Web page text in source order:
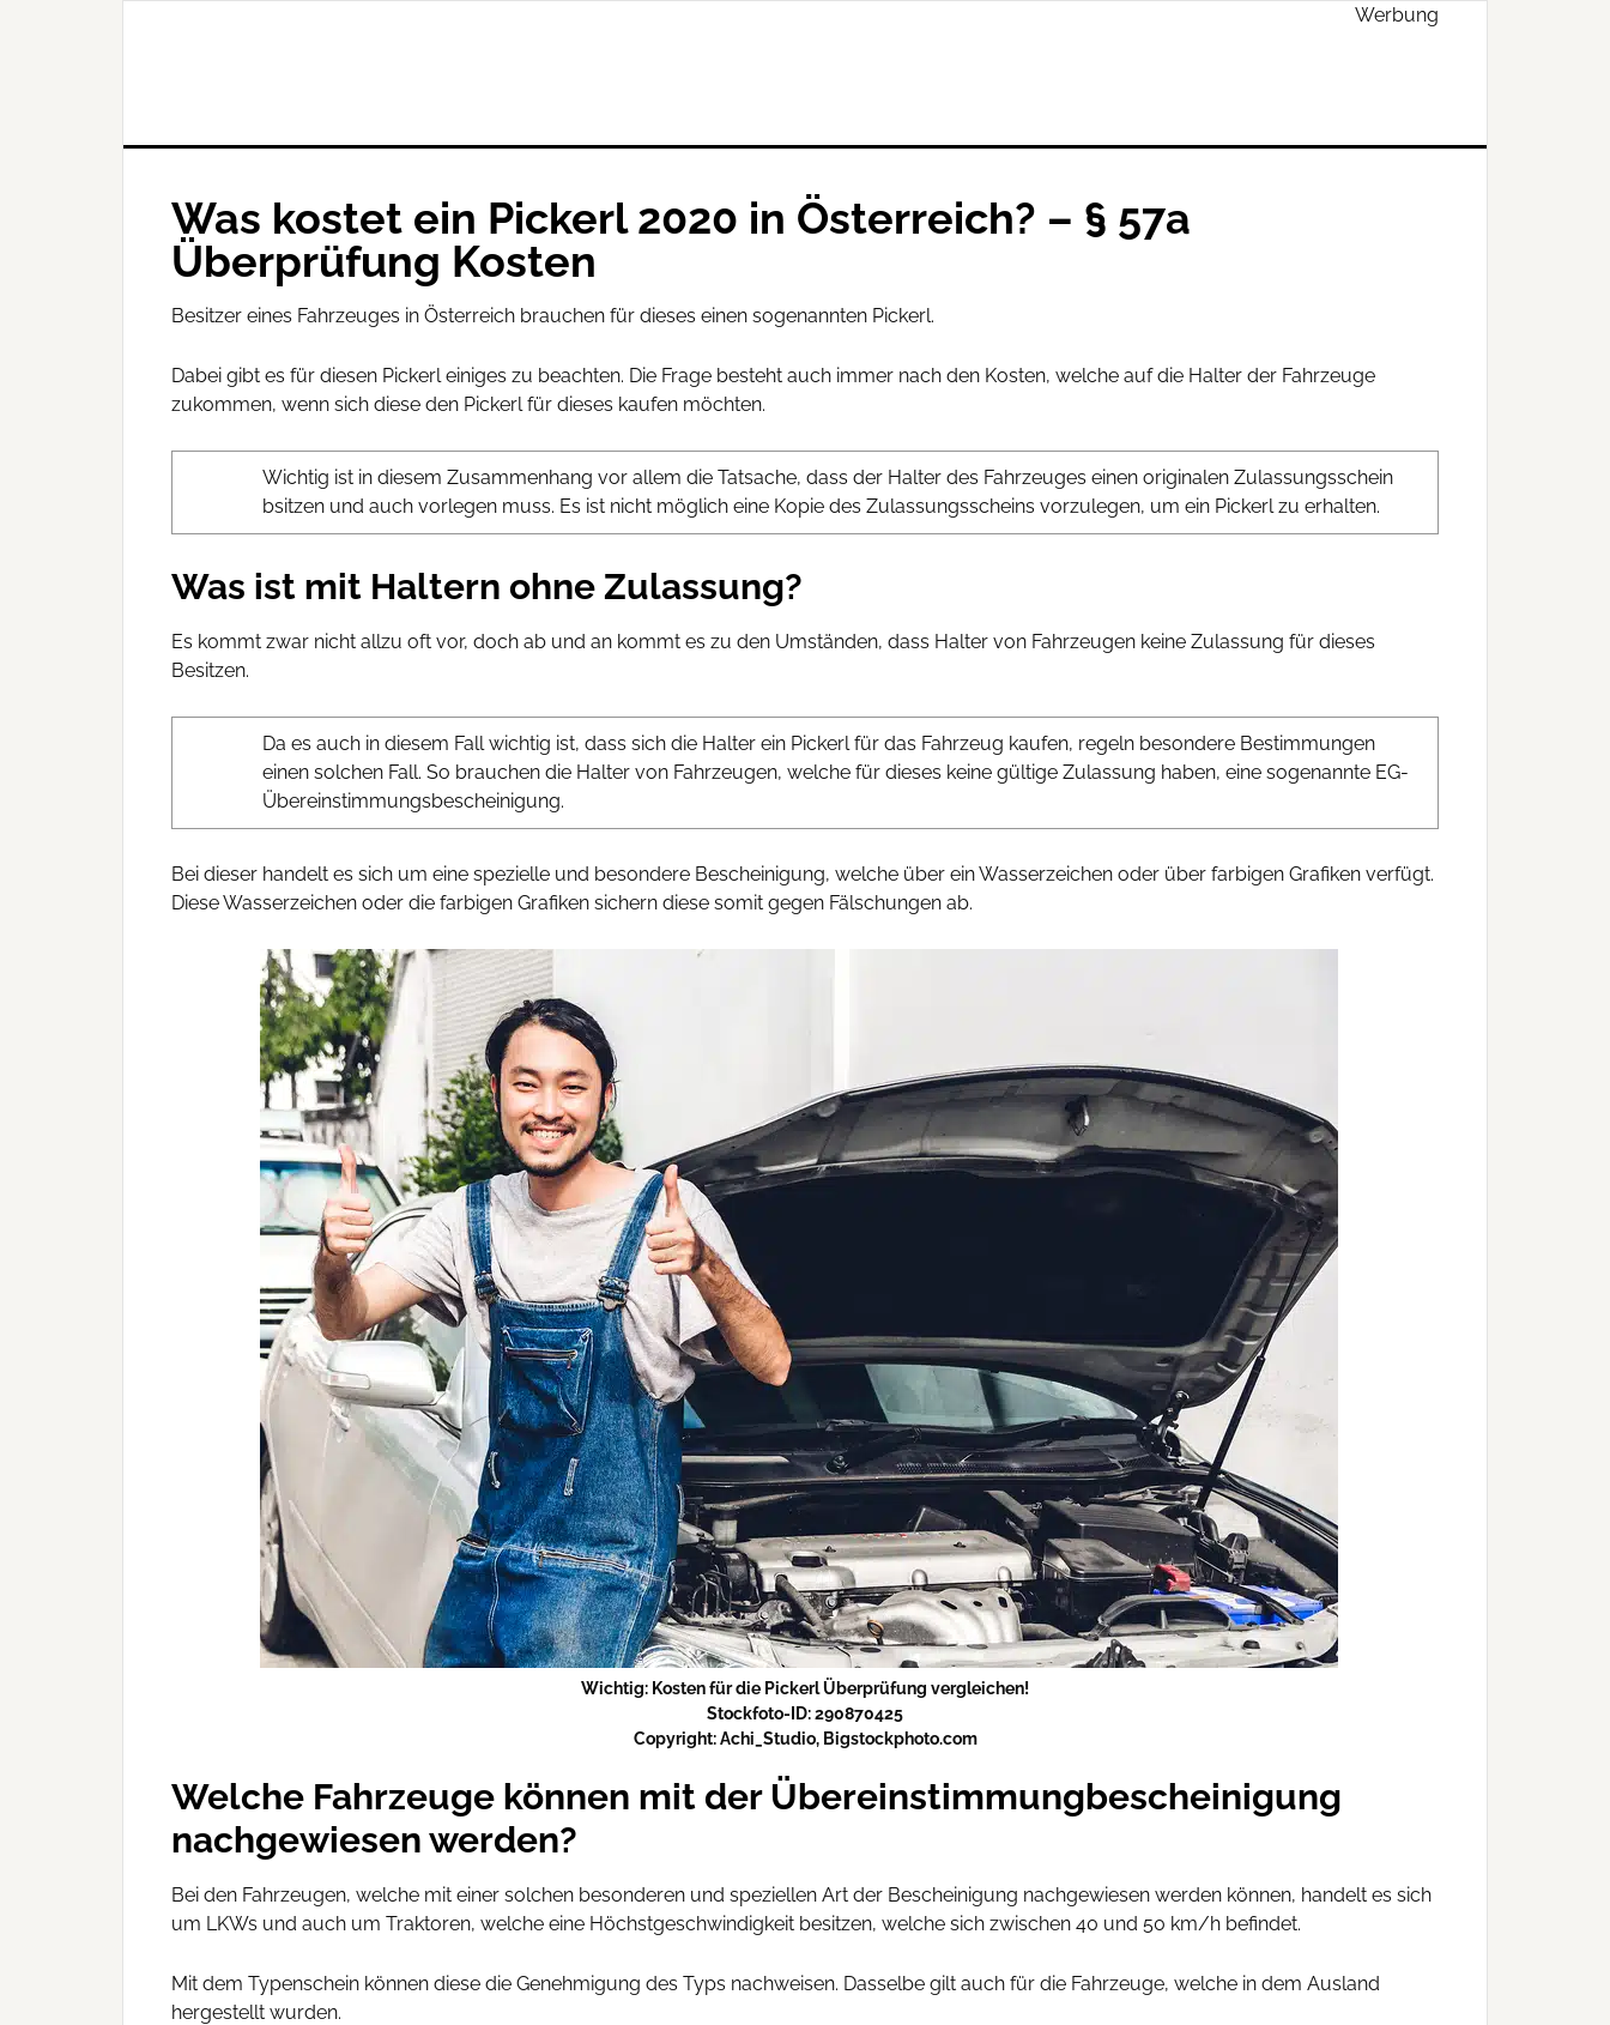
Werbung
Was kostet ein Pickerl 2020 in Österreich? – § 57a
Überprüfung Kosten
Besitzer eines Fahrzeuges in Österreich brauchen für dieses einen sogenannten Pickerl.
Dabei gibt es für diesen Pickerl einiges zu beachten. Die Frage besteht auch immer nach den Kosten, welche auf die Halter der Fahrzeuge
zukommen, wenn sich diese den Pickerl für dieses kaufen möchten.
Wichtig ist in diesem Zusammenhang vor allem die Tatsache, dass der Halter des Fahrzeuges einen originalen Zulassungsschein
bsitzen und auch vorlegen muss. Es ist nicht möglich eine Kopie des Zulassungsscheins vorzulegen, um ein Pickerl zu erhalten.
Was ist mit Haltern ohne Zulassung?
Es kommt zwar nicht allzu oft vor, doch ab und an kommt es zu den Umständen, dass Halter von Fahrzeugen keine Zulassung für dieses
Besitzen.
Da es auch in diesem Fall wichtig ist, dass sich die Halter ein Pickerl für das Fahrzeug kaufen, regeln besondere Bestimmungen
einen solchen Fall. So brauchen die Halter von Fahrzeugen, welche für dieses keine gültige Zulassung haben, eine sogenannte EG-
Übereinstimmungsbescheinigung.
Bei dieser handelt es sich um eine spezielle und besondere Bescheinigung, welche über ein Wasserzeichen oder über farbigen Grafiken verfügt.
Diese Wasserzeichen oder die farbigen Grafiken sichern diese somit gegen Fälschungen ab.
Wichtig: Kosten für die Pickerl Überprüfung vergleichen!
Stockfoto-ID: 290870425
Copyright: Achi_Studio, Bigstockphoto.com
Welche Fahrzeuge können mit der Übereinstimmungbescheinigung
nachgewiesen werden?
Bei den Fahrzeugen, welche mit einer solchen besonderen und speziellen Art der Bescheinigung nachgewiesen werden können, handelt es sich
um LKWs und auch um Traktoren, welche eine Höchstgeschwindigkeit besitzen, welche sich zwischen 40 und 50 km/h befindet.
Mit dem Typenschein können diese die Genehmigung des Typs nachweisen. Dasselbe gilt auch für die Fahrzeuge, welche in dem Ausland
hergestellt wurden.